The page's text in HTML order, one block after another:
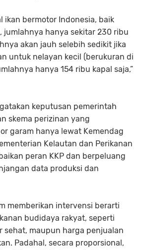
ikan bermotor Indonesia, baik
jumlahnya hanya sekitar 230 ribu
akan jauh selebih sedikit jika
untuk nelayan kecil (berukuran di
hanya 154 ribu kapal saja,”
keputusan pemerintah
skema perizinan yang
garam hanya lewat Kemendag
Kelautan dan Perikanan
peran KKP dan berpeluang
data produksi dan
memberikan intervensi berarti
budidaya rakyat, seperti
sehat, maupun harga penjualan
Padahal, secara proporsional,